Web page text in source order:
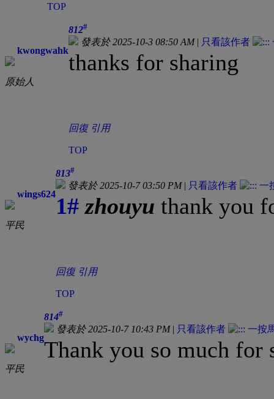
TOP
kwongwahk
原始人
812#
發表於 2025-10-3 08:50 AM| 只看該作者
thanks for sharing
回復 引用
TOP
wings624
平民
813#
發表於 2025-10-7 03:50 PM| 只看該作者
1# zhouyu thank you
回復 引用
TOP
wychg
平民
814#
發表於 2025-10-7 10:43 PM| 只看該作者
Thank you so much for